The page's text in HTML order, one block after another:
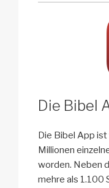
Die Bibel
Die Bibel App
Millionen
worden. Neben
mehre als 1.100